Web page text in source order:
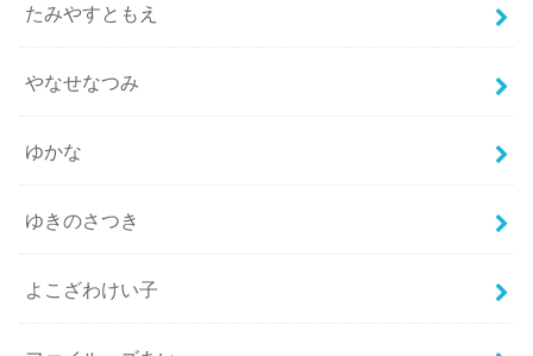
たみやすともえ
やなせなつみ
ゆかな
ゆきのさつき
よこざわけい子